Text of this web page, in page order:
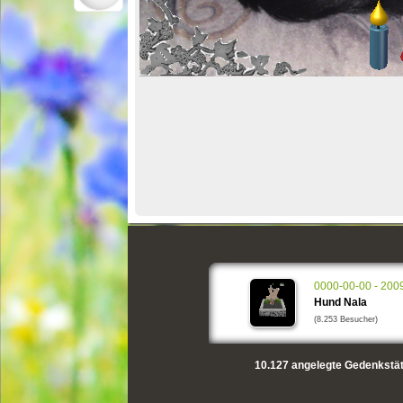
0000-00-00 -
Hund Nala
(8.253 Besucher)
10.127angelegte